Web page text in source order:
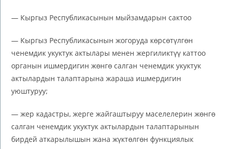
— Кыргыз Республикасынын мыйзамдарын сактоо
— Кыргыз Республикасынын жогоруда көрсөтүлгөн
ченемдик укуктук актылары менен жергиликтүү каттоо
органын ишмердигин жөнгө салган ченемдик укуктук
актылардын талаптарына жараша ишмердигин
уюштуруу;
— жер кадастры, жерге жайгаштыруу маселелерин жөнгө
салган ченемдик укуктук актылардын талаптарынын
бирдей аткарылышын жана жүктөлгөн функциялык